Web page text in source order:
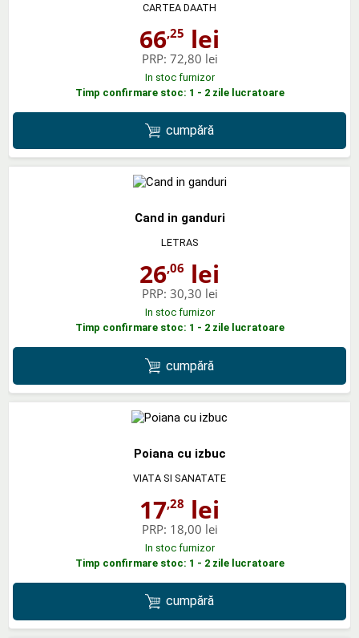
CARTEA DAATH
66,25 lei
PRP: 72,80 lei
In stoc furnizor
Timp confirmare stoc: 1 - 2 zile lucratoare
cumpără
Cand in ganduri
LETRAS
26,06 lei
PRP: 30,30 lei
In stoc furnizor
Timp confirmare stoc: 1 - 2 zile lucratoare
cumpără
Poiana cu izbuc
VIATA SI SANATATE
17,28 lei
PRP: 18,00 lei
In stoc furnizor
Timp confirmare stoc: 1 - 2 zile lucratoare
cumpără